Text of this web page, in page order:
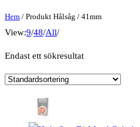
Hem / Produkt Hålsåg / 41mm
View:9/48/All/
Endast ett sökresultat